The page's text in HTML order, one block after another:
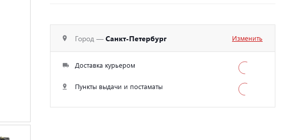
Город —Санкт-Петербург Изменить
Доставка курьером
Пункты выдачи и постаматы